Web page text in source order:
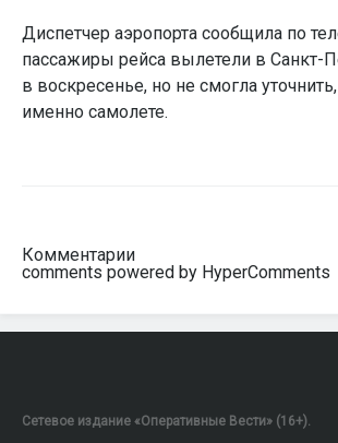
Диспетчер аэропорта сообщила по
пассажиры рейса вылетели в Санкт-
в воскресенье, но не смогла
именно самолете.
Комментарии
comments powered by HyperComments
Сетевое издание «Оперативные Вести» (16+).